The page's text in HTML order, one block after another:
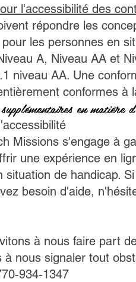
l'accessibilité des
répondre les
les personnes en
A, Niveau AA et
niveau AA. Une
conformes à
en matière
Missions s'engage à
une expérience en
situation de handicap.
besoin d'aide,
à nous faire part
à nous signaler tout
934-1347